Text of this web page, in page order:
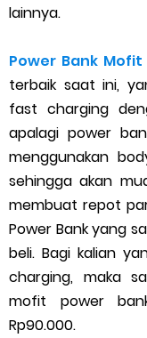
5 Biaya Potongan
10 Cara Jitu
Batas Saldo
Cara Mudah
Enroute Drop:
Cara Transfer
Cara
Cara Menghubungi
lainnya.
Power Bank Mofit
terbaik saat ini,
fast charging
apalagi power
menggunakan
sehingga akan
membuat repot
Power Bank yang
beli. Bagi kalian
charging, maka
mofit power
Rp90.000.